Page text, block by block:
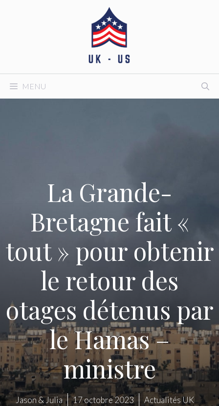
MENU
La Grande-
Bretagne fait «
tout » pour obtenir
le retour des
otages détenus par
le Hamas –
ministre
Jason & Julia 17 octobre 2023 Actualités UK